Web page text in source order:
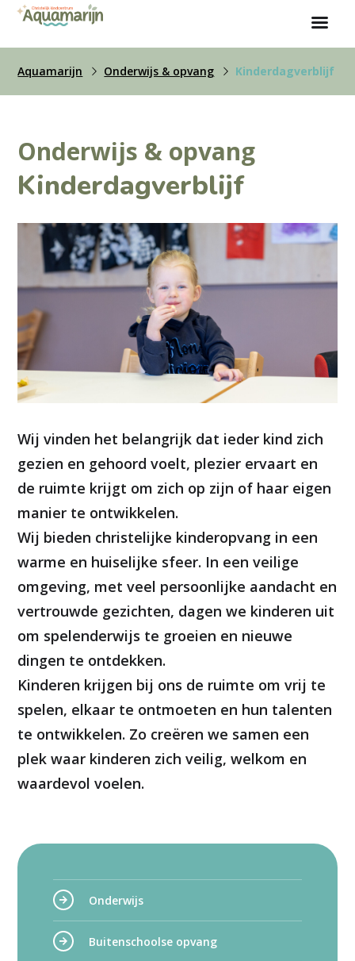
Aquamarijn Onderwijs & opvang Kinderdagverblijf
Onderwijs & opvang
Kinderdagverblijf
Wij vinden het belangrijk dat ieder kind zich
gezien en gehoord voelt, plezier ervaart en
de ruimte krijgt om zich op zijn of haar eigen
manier te ontwikkelen.
Wij bieden christelijke kinderopvang in een
warme en huiselijke sfeer. In een veilige
omgeving, met veel persoonlijke aandacht en
vertrouwde gezichten, dagen we kinderen uit
om spelenderwijs te groeien en nieuwe
dingen te ontdekken.
Kinderen krijgen bij ons de ruimte om vrij te
spelen, elkaar te ontmoeten en hun talenten
te ontwikkelen. Zo creëren we samen een
plek waar kinderen zich veilig, welkom en
waardevol voelen.
Onderwijs
Buitenschoolse opvang